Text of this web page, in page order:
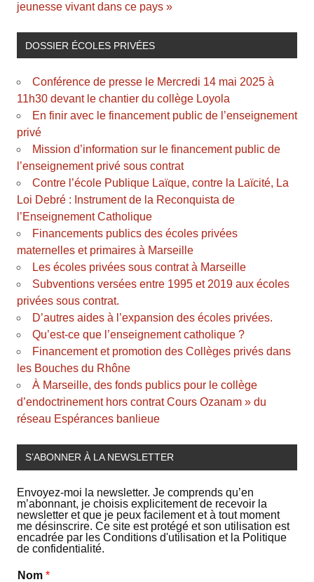
jeunesse vivant dans ce pays »
DOSSIER ÉCOLES PRIVÉES
Conférence de presse le Mercredi 14 mai 2025 à
11h30 devant le chantier du collège Loyola
En finir avec le financement public de l’enseignement
privé
Mission d’information sur le financement public de
l’enseignement privé sous contrat
Contre l’école Publique Laïque, contre la Laïcité, La
Loi Debré : Instrument de la Reconquista de
l’Enseignement Catholique
Financements publics des écoles privées
maternelles et primaires à Marseille
Les écoles privées sous contrat à Marseille
Subventions versées entre 1995 et 2019 aux écoles
privées sous contrat.
D’autres aides à l’expansion des écoles privées.
Qu’est-ce que l’enseignement catholique ?
Financement et promotion des Collèges privés dans
les Bouches du Rhône
À Marseille, des fonds publics pour le collège
d’endoctrinement hors contrat Cours Ozanam » du
réseau Espérances banlieue
S’ABONNER À LA NEWSLETTER
Envoyez-moi la newsletter. Je comprends qu’en
m’abonnant, je choisis explicitement de recevoir la
newsletter et que je peux facilement et à tout moment
me désinscrire. Ce site est protégé et son utilisation est
encadrée par les Conditions d'utilisation et la Politique
de confidentialité.
Nom *